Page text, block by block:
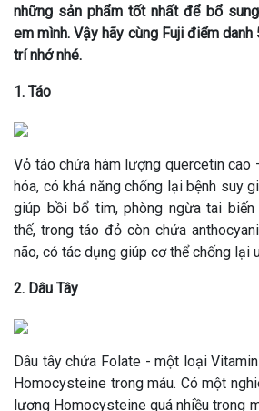
những sản phẩm tốt nhất để bổ
em mình. Vậy hãy cùng Fuji điểm
trí nhớ nhé.
1. Táo
Vỏ táo chứa hàm lượng quercetin cao
hóa, có khả năng chống lại bệnh suy
giúp bồi bổ tim, phòng ngừa tai biến
thế, trong táo đỏ còn chứa
não, có tác dụng giúp cơ thể chống lại
2. Dâu Tây
Dâu tây chứa Folate - một loại
Homocysteine trong máu. Có một
lượng Homocysteine quá nhiều trong